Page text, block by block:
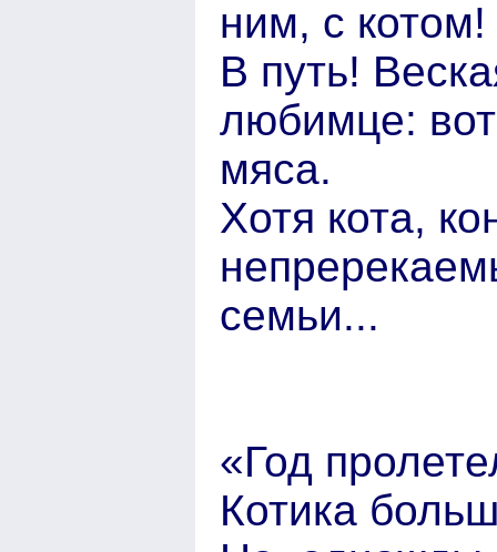
ним, с котом!
В путь!
любимце:
мяса.
Хотя кота,
семьи...
«Год
Котика